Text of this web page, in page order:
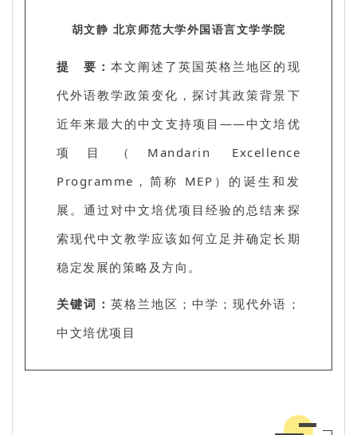
胡文静 北京师范大学外国语言文学学院
提 要：本文阐述了英国英格兰地区的现
代外语教学政策变化，探讨其政策背景下
近年来最大的中文支持项目——中文培优
项目（Mandarin Excellence
Programme，简称 MEP）的诞生和发
展。通过对中文培优项目经验的总结来探
索现代中文教学应该如何立足并确定长期
稳定发展的策略及方向。
关键词：英格兰地区；中学；现代外语；
中文培优项目